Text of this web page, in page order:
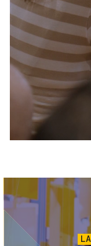
Servizi e
Contatti
FAQ